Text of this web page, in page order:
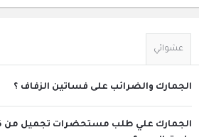
عشوائي
الجمارك والضرائب على فساتين الزفاف ؟
الجمارك علي طلب مستحضرات تجميل من